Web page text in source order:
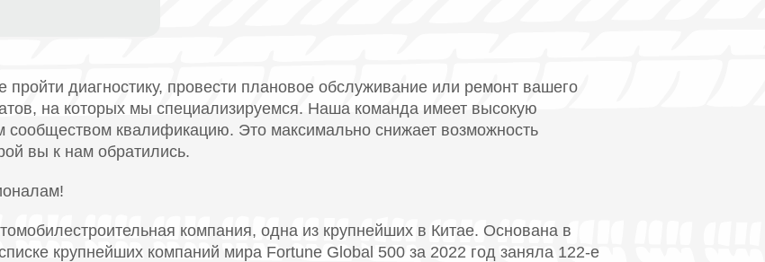
диагностику, провести плановое обслуживание или ремонт вашего
на которых мы специализируемся. Наша команда имеет высокую
квалификацию. Это максимально снижает возможность
вы к нам обратились.
компания, одна из крупнейших в Китае. Основана в
крупнейших компаний мира Fortune Global 500 за 2022 год заняла 122-е